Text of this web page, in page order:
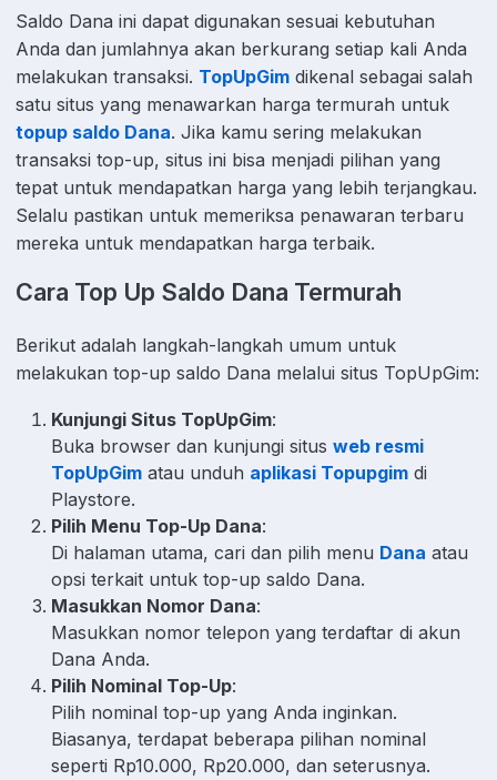
Saldo Dana ini dapat digunakan sesuai kebutuhan
Anda dan jumlahnya akan berkurang setiap kali Anda
melakukan transaksi. TopUpGim dikenal sebagai salah
satu situs yang menawarkan harga termurah untuk
topup saldo Dana. Jika kamu sering melakukan
transaksi top-up, situs ini bisa menjadi pilihan yang
tepat untuk mendapatkan harga yang lebih terjangkau.
Selalu pastikan untuk memeriksa penawaran terbaru
mereka untuk mendapatkan harga terbaik.
Cara Top Up Saldo Dana Termurah
Berikut adalah langkah-langkah umum untuk
melakukan top-up saldo Dana melalui situs TopUpGim:
Kunjungi Situs TopUpGim:
Buka browser dan kunjungi situs web resmi
TopUpGim atau unduh aplikasi Topupgim di
Playstore.
Pilih Menu Top-Up Dana:
Di halaman utama, cari dan pilih menu Dana atau
opsi terkait untuk top-up saldo Dana.
Masukkan Nomor Dana:
Masukkan nomor telepon yang terdaftar di akun
Dana Anda.
Pilih Nominal Top-Up:
Pilih nominal top-up yang Anda inginkan.
Biasanya, terdapat beberapa pilihan nominal
seperti Rp10.000, Rp20.000, dan seterusnya.